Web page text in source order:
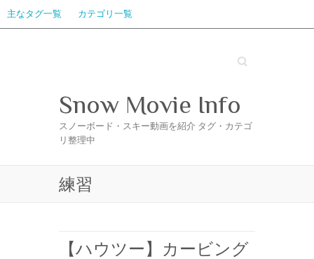
主なタグ一覧 カテゴリ一覧
Search
Snow Movie Info
スノーボード・スキー動画を紹介 タグ・カテゴ
リ整理中
練習
【ハウツー】カービング